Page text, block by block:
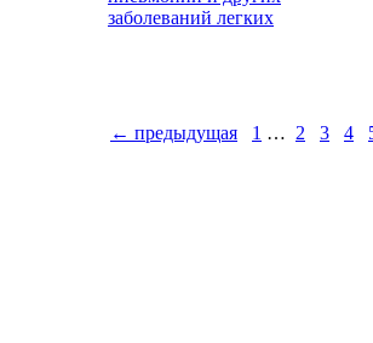
заболеваний легких
← предыдущая 1 … 2 3 4